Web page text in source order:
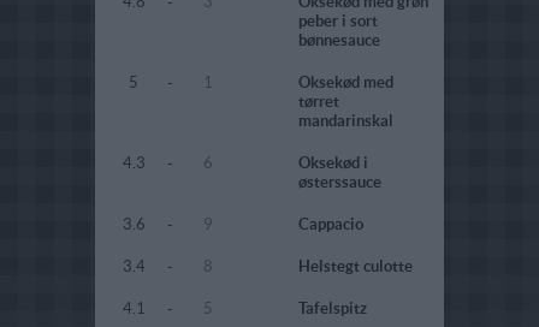
peber i sort
bønnesauce
5 - 1
Oksekød med
tørret
mandarinskal
4.3 - 6
Oksekød i
østerssauce
3.6 - 9 Cappacio
3.4 - 8 Helstegt culotte
4.1 - 5 Tafelspitz